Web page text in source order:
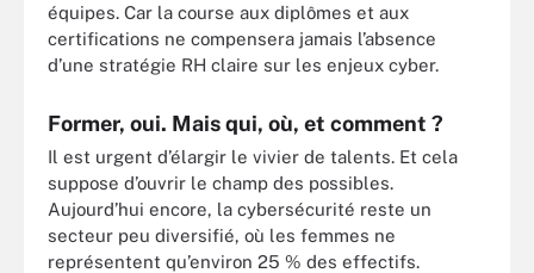
équipes. Car la course aux diplômes et aux
certifications ne compensera jamais l’absence
d’une stratégie RH claire sur les enjeux cyber.
Former, oui. Mais qui, où, et comment ?
Il est urgent d’élargir le vivier de talents. Et cela
suppose d’ouvrir le champ des possibles.
Aujourd’hui encore, la cybersécurité reste un
secteur peu diversifié, où les femmes ne
représentent qu’environ 25 % des effectifs.